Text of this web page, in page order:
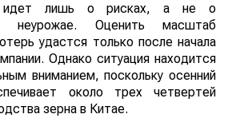
идет лишь о рисках, а не о
неурожае. Оценить масштаб
удастся только после начала
Однако ситуация находится
вниманием, поскольку осенний
около трех четвертей
зерна в Китае.